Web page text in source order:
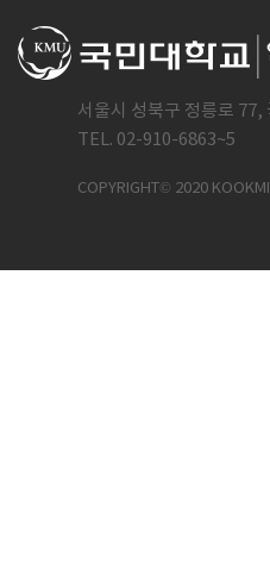
서울시 성북구 정릉로
TEL. 02-910-6863~5
COPYRIGHT© 2020